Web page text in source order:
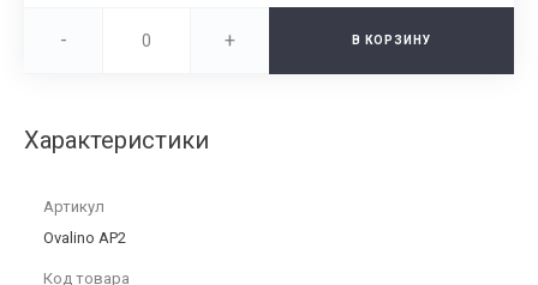
- + В КОРЗИНУ
Характеристики
Артикул
Ovalino AP2
Код товара